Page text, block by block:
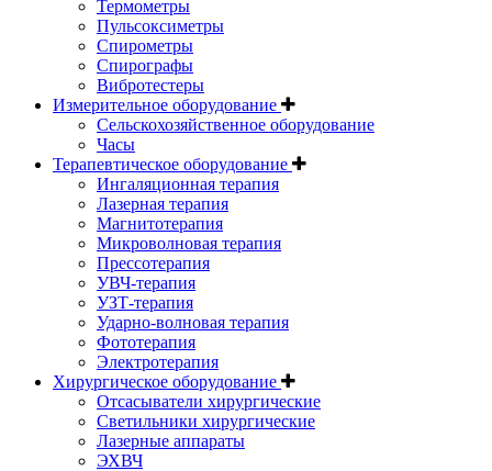
Термометры
Пульсоксиметры
Спирометры
Спирографы
Вибротестеры
Измерительное оборудование
Сельскохозяйственное оборудование
Часы
Терапевтическое оборудование
Ингаляционная терапия
Лазерная терапия
Магнитотерапия
Микроволновая терапия
Прессотерапия
УВЧ-терапия
УЗТ-терапия
Ударно-волновая терапия
Фототерапия
Электротерапия
Хирургическое оборудование
Отсасыватели хирургические
Светильники хирургические
Лазерные аппараты
ЭХВЧ